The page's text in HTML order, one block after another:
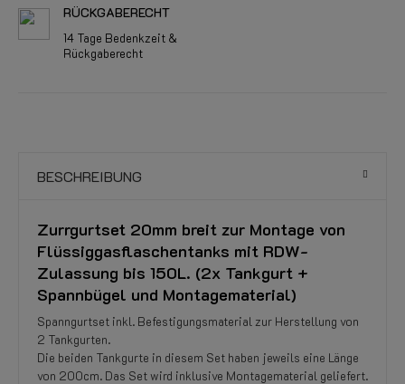
RÜCKGABERECHT
14 Tage Bedenkzeit &
Rückgaberecht
BESCHREIBUNG
Zurrgurtset 20mm breit zur Montage von
Flüssiggasflaschentanks mit RDW-
Zulassung bis 150L. (2x Tankgurt +
Spannbügel und Montagematerial)
Spanngurtset inkl. Befestigungsmaterial zur Herstellung von
2 Tankgurten.
Die beiden Tankgurte in diesem Set haben jeweils eine Länge
von 200cm. Das Set wird inklusive Montagematerial geliefert.